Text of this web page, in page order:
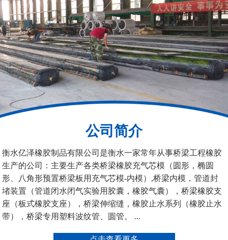
矩形板式橡胶支座 圆形板式橡胶支座
座
公司简介
衡水亿泽橡胶制品有限公司是衡水一家常年从事桥梁工程橡胶
生产的公司：主要生产各类桥梁橡胶充气芯模（圆形，椭圆
形、八角形预置桥梁板用充气芯模-内模）,桥梁内模，管道封
堵装置（管道闭水闭气实验用胶囊，橡胶气囊），桥梁橡胶支
座（板式橡胶支座），桥梁伸缩缝，橡胶止水系列（橡胶止水
带），桥梁专用塑料波纹管、圆管。 ...